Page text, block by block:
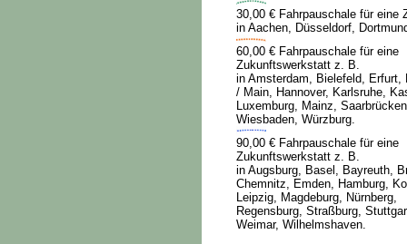
30,00 € Fahrpauschale für eine
in Aachen, Düsseldorf,
60,00 € Fahrpauschale für eine
Zukunftswerkstatt z. B.
in Amsterdam, Bielefeld, Erfurt,
/ Main, Hannover, Karlsruhe,
Luxemburg, Mainz,
Wiesbaden, Würzburg.
90,00 € Fahrpauschale für eine
Zukunftswerkstatt z. B.
in Augsburg, Basel, Bayreuth,
Chemnitz, Emden, Hamburg,
Leipzig, Magdeburg, Nürnberg,
Regensburg, Straßburg,
Weimar, Wilhelmshaven.